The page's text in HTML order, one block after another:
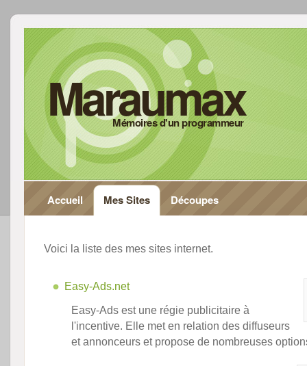
Maraumax
Mémoires d'un programmeur
Accueil Mes Sites Découpes
Voici la liste des mes sites internet.
Easy-Ads.net
Easy-Ads est une régie publicitaire à
l'incentive. Elle met en relation des diffuseurs
et annonceurs et propose de nombreuses